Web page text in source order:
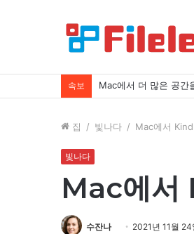
속보 Mac에서 더 많은 공간
집 / 빛나다 / Mac에서
빛나다
Mac에서
수잔나 2021년 11월 24